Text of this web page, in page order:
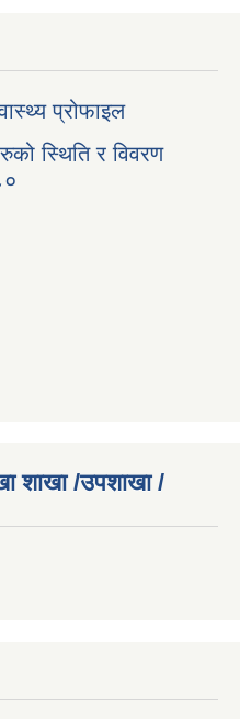
प्रोफाइल
स्थिति र विवरण
शाखा /उपशाखा /